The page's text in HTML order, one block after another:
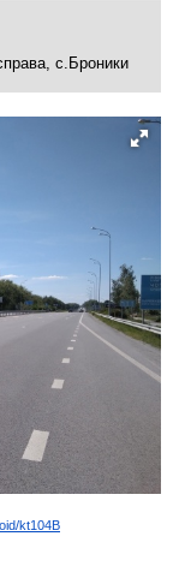
с.Броники
kt104B